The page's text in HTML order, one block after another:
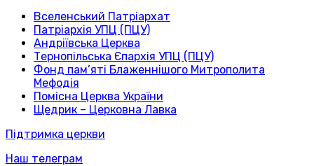
Вселенський Патріархат
Патріархія УПЦ (ПЦУ)
Андріївська Церква
Тернопільська Єпархія УПЦ (ПЦУ)
Фонд пам’яті Блаженнішого Митрополита
Мефодія
Помісна Церква України
Щедрик – Церковна Лавка
Підтримка церкви
Наш телеграм